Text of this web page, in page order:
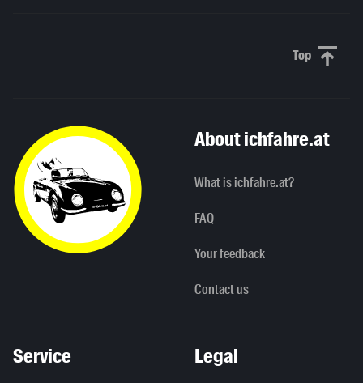
Top Scroll
About ichfahre.at
What is ichfahre.at?
FAQ
Your feedback
Contact us
Service Legal